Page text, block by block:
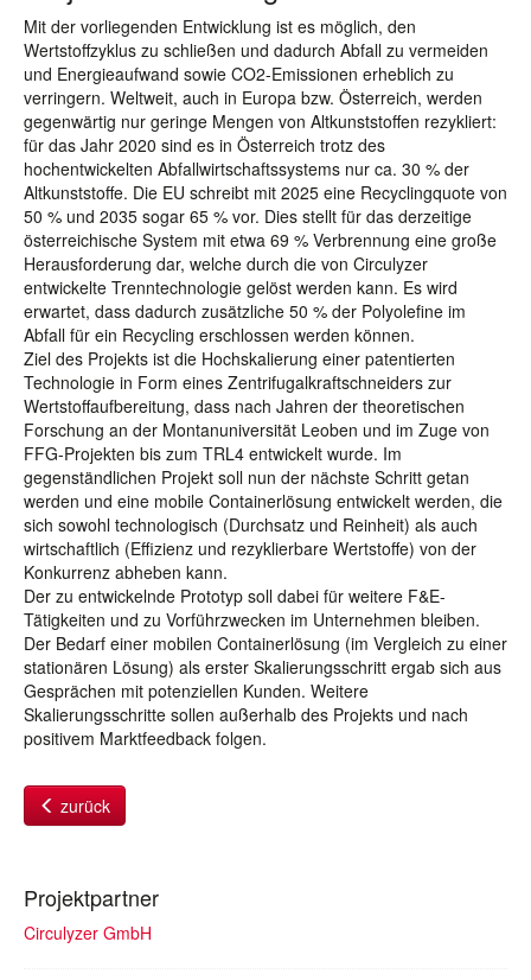
Mit der vorliegenden Entwicklung ist es möglich, den
Wertstoffzyklus zu schließen und dadurch Abfall zu vermeiden
und Energieaufwand sowie CO2-Emissionen erheblich zu
verringern. Weltweit, auch in Europa bzw. Österreich, werden
gegenwärtig nur geringe Mengen von Altkunststoffen rezykliert:
für das Jahr 2020 sind es in Österreich trotz des
hochentwickelten Abfallwirtschaftssystems nur ca. 30 % der
Altkunststoffe. Die EU schreibt mit 2025 eine Recyclingquote von
50 % und 2035 sogar 65 % vor. Dies stellt für das derzeitige
österreichische System mit etwa 69 % Verbrennung eine große
Herausforderung dar, welche durch die von Circulyzer
entwickelte Trenntechnologie gelöst werden kann. Es wird
erwartet, dass dadurch zusätzliche 50 % der Polyolefine im
Abfall für ein Recycling erschlossen werden können.
Ziel des Projekts ist die Hochskalierung einer patentierten
Technologie in Form eines Zentrifugalkraftschneiders zur
Wertstoffaufbereitung, dass nach Jahren der theoretischen
Forschung an der Montanuniversität Leoben und im Zuge von
FFG-Projekten bis zum TRL4 entwickelt wurde. Im
gegenständlichen Projekt soll nun der nächste Schritt getan
werden und eine mobile Containerlösung entwickelt werden, die
sich sowohl technologisch (Durchsatz und Reinheit) als auch
wirtschaftlich (Effizienz und rezyklierbare Wertstoffe) von der
Konkurrenz abheben kann.
Der zu entwickelnde Prototyp soll dabei für weitere F&E-
Tätigkeiten und zu Vorführzwecken im Unternehmen bleiben.
Der Bedarf einer mobilen Containerlösung (im Vergleich zu einer
stationären Lösung) als erster Skalierungsschritt ergab sich aus
Gesprächen mit potenziellen Kunden. Weitere
Skalierungsschritte sollen außerhalb des Projekts und nach
positivem Marktfeedback folgen.
zurück
Projektpartner
Circulyzer GmbH